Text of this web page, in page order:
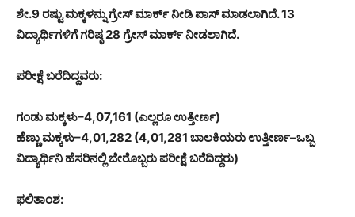
ಶೇ.9 ರಷ್ಟು ಮಕ್ಕಳನ್ನು ಗ್ರೇಸ್ ಮಾರ್ಕ್ ನೀಡಿ ಪಾಸ್ ಮಾಡಲಾಗಿದೆ. 13
ವಿದ್ಯಾರ್ಥಿಗಳಿಗೆ ಗರಿಷ್ಠ 28 ಗ್ರೇಸ್ ಮಾರ್ಕ್ ನೀಡಲಾಗಿದೆ.
ಪರೀಕ್ಷೆ ಬರೆದಿದ್ದವರು:
ಗಂಡು ಮಕ್ಕಳು–4,07,161 (ಎಲ್ಲರೂ ಉತ್ತೀರ್ಣ)
ಹೆಣ್ಣು ಮಕ್ಕಳು–4,01,282 (4,01,281 ಬಾಲಕಿಯರು ಉತ್ತೀರ್ಣ–ಒಬ್ಬ
ವಿದ್ಯಾರ್ಥಿನಿ ಹೆಸರಿನಲ್ಲಿ ಬೇರೊಬ್ಬರು ಪರೀಕ್ಷೆ ಬರೆದಿದ್ದರು)
ಫಲಿತಾಂಶ: